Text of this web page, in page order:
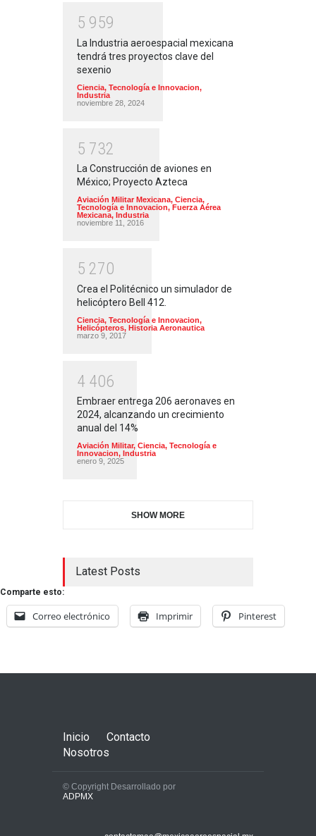
5 959
La Industria aeroespacial mexicana
tendrá tres proyectos clave del
sexenio
Ciencia, Tecnología e Innovacion,
Industria
noviembre 28, 2024
5 732
La Construcción de aviones en
México; Proyecto Azteca
Aviación Militar Mexicana, Ciencia,
Tecnología e Innovacion, Fuerza Aérea
Mexicana, Industria
noviembre 11, 2016
5 270
Crea el Politécnico un simulador de
helicóptero Bell 412.
Ciencia, Tecnología e Innovacion,
Helicópteros, Historia Aeronautica
marzo 9, 2017
4 406
Embraer entrega 206 aeronaves en
2024, alcanzando un crecimiento
anual del 14%
Aviación Militar, Ciencia, Tecnología e
Innovacion, Industria
enero 9, 2025
SHOW MORE
Latest Posts
Comparte esto:
Correo electrónico Imprimir Pinterest
Inicio
Contacto
Nosotros
© Copyright Desarrollado por
ADPMX